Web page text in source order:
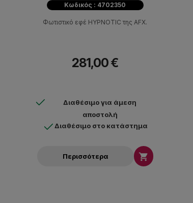
Κωδικός : 4702350
Φωτιστικό εφέ HYPNOTIC της AFX.
281,00 €
Διαθέσιμο για άμεση
αποστολή
Διαθέσιμο στο κατάστημα
Περισσότερα 